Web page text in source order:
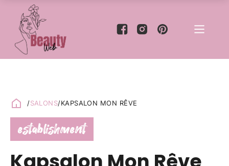
/SALONS/KAPSALON MON RÊVE
establishment